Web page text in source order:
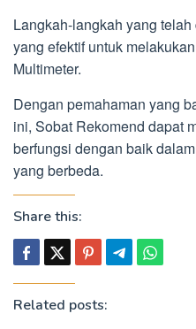
Langkah-langkah yang
yang efektif untuk
Multimeter.
Dengan pemahaman yang
ini, Sobat Rekomend dapat
berfungsi dengan baik
yang berbeda.
Share this:
Related posts: